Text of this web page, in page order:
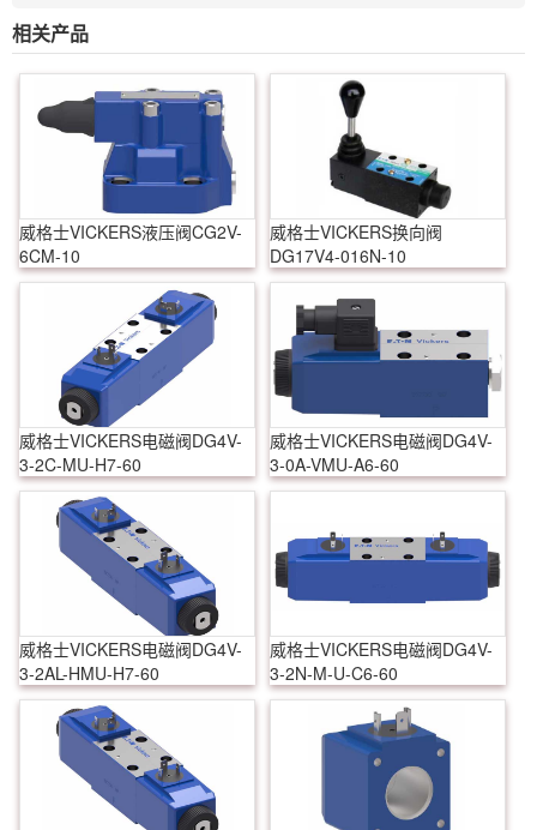
相关产品
威格士VICKERS液压阀CG2V-
6CM-10
威格士VICKERS换向阀
DG17V4-016N-10
威格士VICKERS电磁阀DG4V-
3-2C-MU-H7-60
威格士VICKERS电磁阀DG4V-
3-0A-VMU-A6-60
威格士VICKERS电磁阀DG4V-
3-2AL-HMU-H7-60
威格士VICKERS电磁阀DG4V-
3-2N-M-U-C6-60